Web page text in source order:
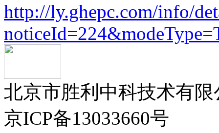
http://ly.ghepc.com/info/
北京市胜利中科技术有限
京ICP备13033660号